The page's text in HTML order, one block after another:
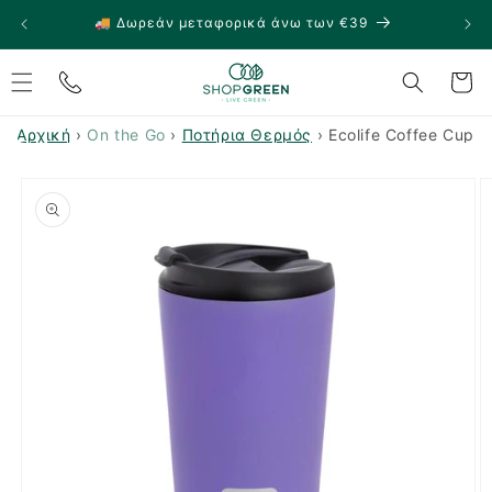
μετάβαση
στο
περιεχόμενο
🚚 Δωρεάν μεταφορικά άνω των €39 🏠
Καλάθι
Αρχική › On the Go › Ποτήρια Θερμός › Ecolife Coffee Cup
πληροφορίες
προϊόντος